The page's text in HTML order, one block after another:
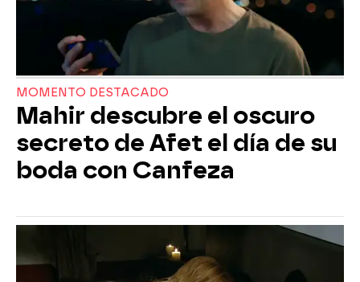
MOMENTO DESTACADO
Mahir descubre el oscuro
secreto de Afet el día de su
boda con Canfeza